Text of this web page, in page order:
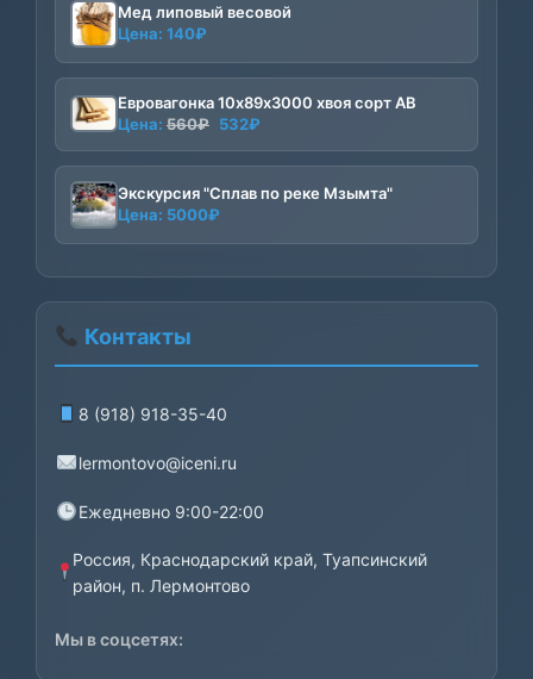
Мед липовый весовой
Цена: 140₽
Евровагонка 10х89х3000 хвоя сорт АВ
Цена: 560₽ Первоначальная
составляла
560₽.
532₽
532₽.
Экскурсия "Сплав по реке Мзымта"
Цена: 5000₽
Контакты
8 (918) 918-35-40
lermontovo@iceni.ru
Ежедневно 9:00-22:00
Россия, Краснодарский край, Туапсинский
район, п. Лермонтово
Мы в соцсетях: